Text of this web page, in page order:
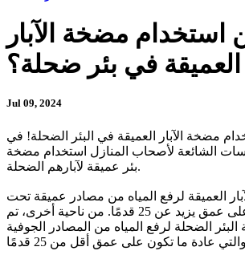
مضخة الآبار
العميقة في بئر ضحلة؟
Jul 09, 2024
مضخة الآبار العميقة في البئر الضحلة! في
الشائعة لأصحاب المنازل استخدام مضخة
بئر عميقة لآبارهم الضحلة.
العميقة لرفع المياه من مصادر عميقة تحت
الأرض، عادة على عمق يزيد عن 25 قدمًا. من ناحية أخرى، تم
الضحلة لرفع المياه من المصادر الجوفية